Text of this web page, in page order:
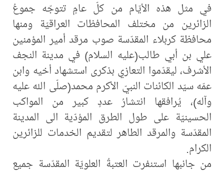
في مثل هذه الأيّام من كلّ عامٍ تتوجّه جموعُ
الزائرين من مختلف المحافظات العراقيّة ومنها
محافظة كربلاء المقدّسة صوب مرقد أمير المؤمنين
علي بن أبي طالب(عليه السلام) في مدينة النجف
الأشرف، ليقدّموا التعازي بذكرى استشهاد أخيه وابن
عمّه سيّد الكائنات النبيّ الأكرم محمد(صلّى الله عليه
وآله)، يُرافقها انتشارُ عددٍ كبير من المواكب
الحسينيّة على طول الطرق المؤدّية الى المدينة
المقدّسة والمرقد الطاهر لتقديم الخدمات للزائرين
الكرام.
من جانبها استنفرت العتبةُ العلويّة المقدّسة جميع